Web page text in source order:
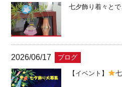
七夕飾り着々と
2026/06/17 ブログ
【イベント】